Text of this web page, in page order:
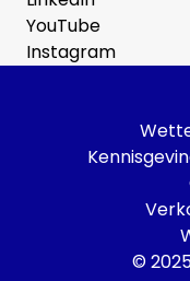
YouTube
Instagram
©